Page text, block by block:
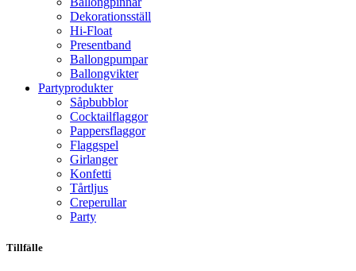
Dekorationsställ
Hi-Float
Presentband
Ballongpumpar
Ballong­vikter
Party­­produkter
Såpbubblor
Cocktail­flaggor
Pappers­flaggor
Flaggspel
Girlanger
Konfetti
Tårtljus
Creperullar
Party
Tillfälle